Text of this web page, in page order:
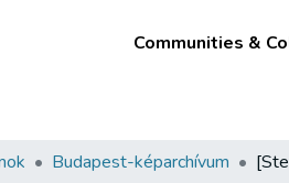
Communities &
Budapest-képarchívum